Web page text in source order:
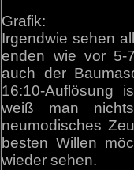
Grafik:
Irgendwie sehen
enden wie vor 5-
auch der
16:10-Auflösung
weiß man
neumodisches
besten Willen
wieder sehen.